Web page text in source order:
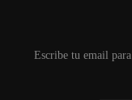
Escribe tu email